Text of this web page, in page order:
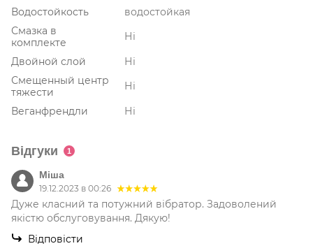
Водостойкость
водостойкая
Смазка в
комплекте
Ні
Двойной слой
Ні
Смещенный центр
тяжести
Ні
Веганфрендли
Ні
Відгуки 1
Міша
19.12.2023 в 00:26
Дуже класний та потужний вібратор. Задоволений
якістю обслуговування. Дякую!
Відповісти